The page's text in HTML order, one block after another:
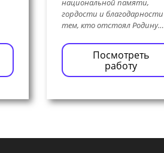
гордости и благодарности
тем, кто отстоял Родину…
Посмотреть
работу